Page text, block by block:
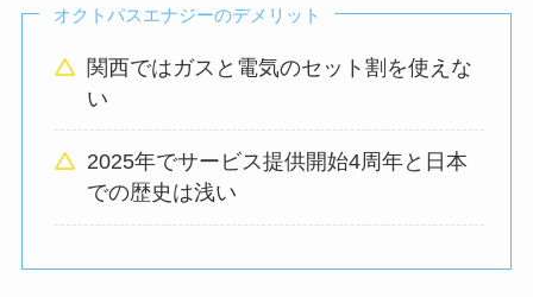
オクトパスエナジーのデメリット
関西ではガスと電気のセット割を使えな
い
2025年でサービス提供開始4周年と日本
での歴史は浅い